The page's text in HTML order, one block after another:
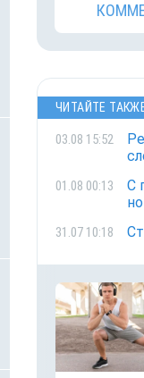
ЧИТАЙТЕ
03.08 15:52
01.08 00:13
С
31.07 10:18